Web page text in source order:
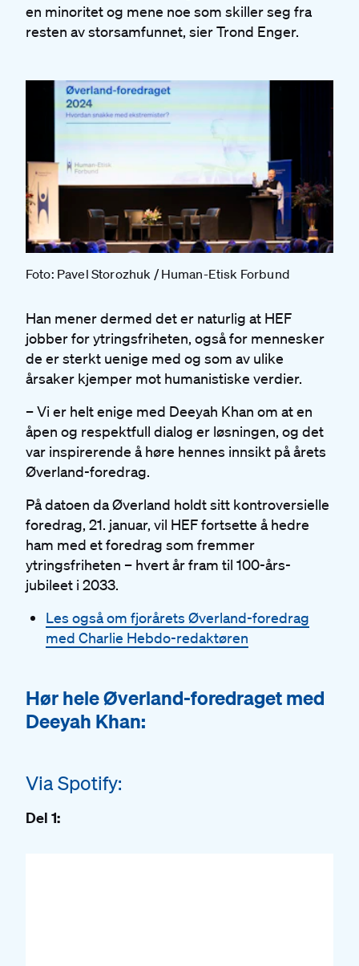
en minoritet og mene noe som skiller seg fra
resten av storsamfunnet, sier Trond Enger.
Foto: Pavel Storozhuk / Human-Etisk Forbund
Han mener dermed det er naturlig at HEF
jobber for ytringsfriheten, også for mennesker
de er sterkt uenige med og som av ulike
årsaker kjemper mot humanistiske verdier.
– Vi er helt enige med Deeyah Khan om at en
åpen og respektfull dialog er løsningen, og det
var inspirerende å høre hennes innsikt på årets
Øverland-foredrag.
På datoen da Øverland holdt sitt kontroversielle
foredrag, 21. januar, vil HEF fortsette å hedre
ham med et foredrag som fremmer
ytringsfriheten – hvert år fram til 100-års-
jubileet i 2033.
Les også om fjorårets Øverland-foredrag
med Charlie Hebdo-redaktøren
#
Hør hele Øverland-foredraget med
Deeyah Khan:
#
Via Spotify:
Del 1: